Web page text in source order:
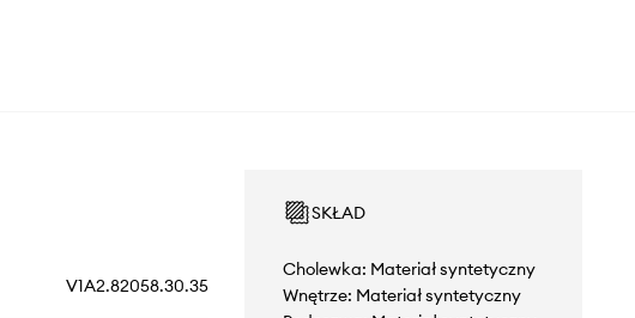
V1A2.82058.30.35
SKŁAD
Cholewka: Materiał syntetyczny
Wnętrze: Materiał syntetyczny